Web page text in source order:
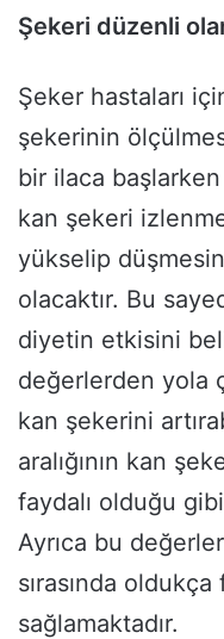
Şekeri düzenli
Şeker hastaları
şekerinin
bir ilaca
kan şekeri
yükselip
olacaktır. Bu
diyetin etkisini
değerlerden yola
kan şekerini
aralığının kan
faydalı olduğu
Ayrıca bu
sırasında
sağlamaktadır.